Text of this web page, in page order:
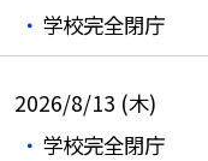
学校完全閉庁
2026/8/13 (木)
学校完全閉庁